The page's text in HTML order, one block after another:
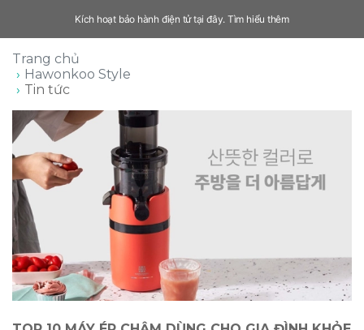
Kích hoạt bảo hành điện tử tại đây. Tìm hiểu thêm
Trang chủ
Hawonkoo Style
Tin tức